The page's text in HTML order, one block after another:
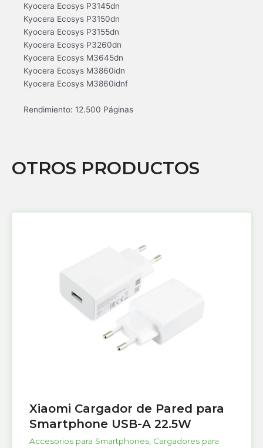
Kyocera Ecosys P3145dn
Kyocera Ecosys P3150dn
Kyocera Ecosys P3155dn
Kyocera Ecosys P3260dn
Kyocera Ecosys M3645dn
Kyocera Ecosys M3860idn
Kyocera Ecosys M3860idnf
Rendimiento: 12.500 Páginas
OTROS PRODUCTOS
Xiaomi Cargador de Pared para
Smartphone USB-A 22.5W
Accesorios para Smartphones, Cargadores para